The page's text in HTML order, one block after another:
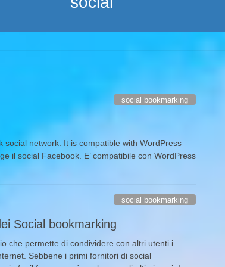
social bookmarking
network. It is compatible with WordPress
il social Facebook. E’ compatibile con WordPress
social bookmarking
Social bookmarking
che permette di condividere con altri utenti i
Sebbene i primi fornitori di social